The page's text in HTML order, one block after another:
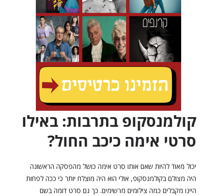
קולמנסקופ בתרבות: באילו
סרטי אימה כיכב החול?
יכול מאוד להיות שאם אותו סרט אימה כושל מהפסקה הראשונה
היה מצולם בקולמנסקופ, אולי הוא היה מוצלח יותר כי ככה לפחות
היינו מקבלים כמה צילומים מרשימים. כך גם סרט דומה בשם